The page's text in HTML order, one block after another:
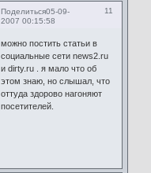
Поделиться 11
05-09-
2007 00:15:58
можно постить статьи в
социальные сети news2.ru
и dirty.ru . я мало что об
этом знаю, но слышал, что
оттуда здорово нагоняют
посетителей.